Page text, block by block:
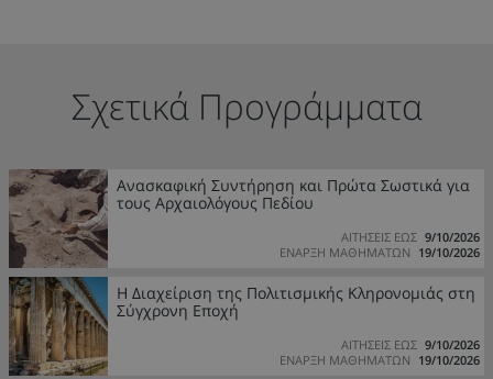
Σχετικά Προγράμματα
Ανασκαφική Συντήρηση και Πρώτα Σωστικά για
τους Αρχαιολόγους Πεδίου
ΑΙΤΗΣΕΙΣ ΕΩΣ 9/10/2026
ΕΝΑΡΞΗ ΜΑΘΗΜΑΤΩΝ 19/10/2026
Η Διαχείριση της Πολιτισμικής Κληρονομιάς στη
Σύγχρονη Εποχή
ΑΙΤΗΣΕΙΣ ΕΩΣ 9/10/2026
ΕΝΑΡΞΗ ΜΑΘΗΜΑΤΩΝ 19/10/2026